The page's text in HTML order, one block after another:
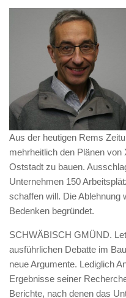
Aus der heutigen Rems
mehrheitlich den Plänen
Oststadt zu bauen.
Unternehmen 150
schaffen will. Die Ablehnung
Bedenken begründet.
SCHWÄBISCH GMÜND.
ausführlichen Debatte im
neue Argumente. Lediglich
Ergebnisse seiner
Berichte, nach denen das